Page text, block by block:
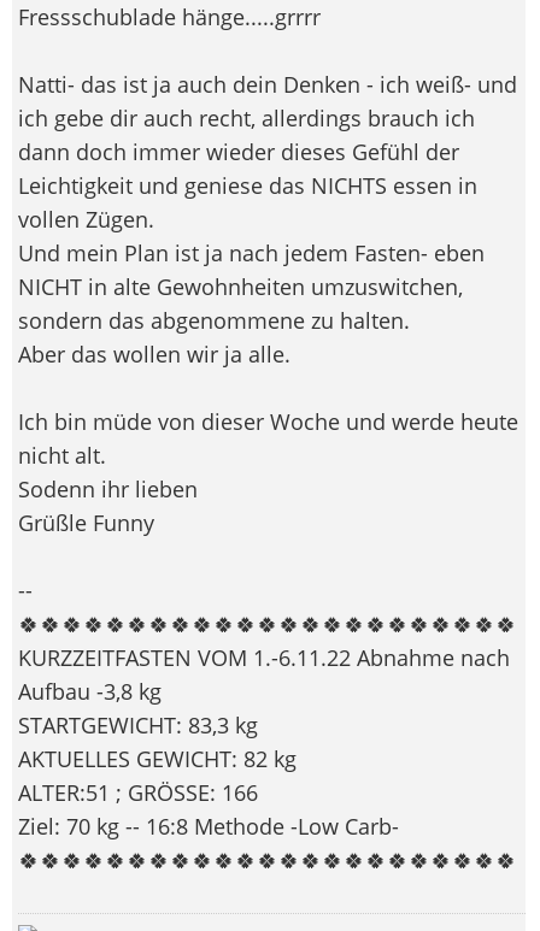
Fressschublade hänge.....grrrr
Natti- das ist ja auch dein Denken - ich weiß- und
ich gebe dir auch recht, allerdings brauch ich
dann doch immer wieder dieses Gefühl der
Leichtigkeit und geniese das NICHTS essen in
vollen Zügen.
Und mein Plan ist ja nach jedem Fasten- eben
NICHT in alte Gewohnheiten umzuswitchen,
sondern das abgenommene zu halten.
Aber das wollen wir ja alle.
Ich bin müde von dieser Woche und werde heute
nicht alt.
Sodenn ihr lieben
Grüßle Funny
--
🍀🍀🍀🍀🍀🍀🍀🍀🍀🍀🍀🍀🍀🍀🍀🍀🍀🍀🍀🍀🍀🍀🍀
KURZZEITFASTEN VOM 1.-6.11.22 Abnahme nach
Aufbau -3,8 kg
STARTGEWICHT: 83,3 kg
AKTUELLES GEWICHT: 82 kg
ALTER:51 ; GRÖSSE: 166
Ziel: 70 kg -- 16:8 Methode -Low Carb-
🍀🍀🍀🍀🍀🍀🍀🍀🍀🍀🍀🍀🍀🍀🍀🍀🍀🍀🍀🍀🍀🍀🍀